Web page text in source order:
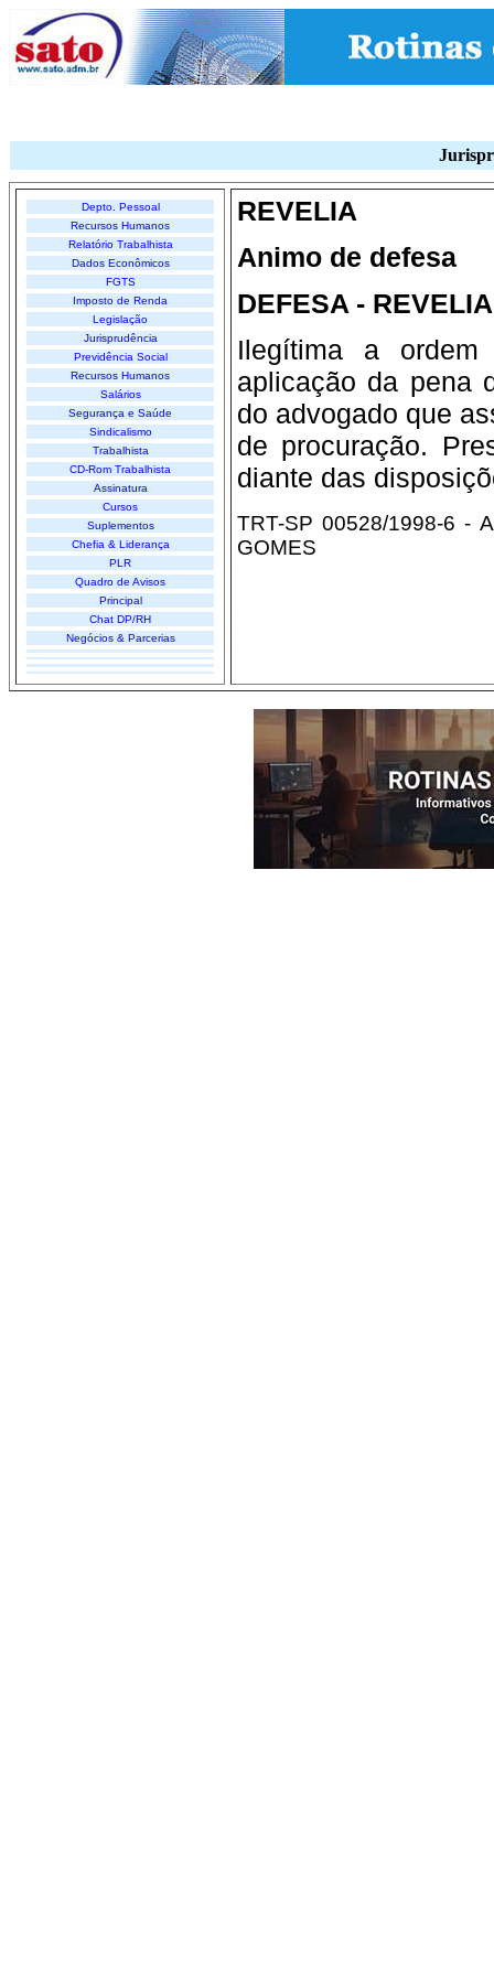
Depto. Pessoal
Recursos Humanos
Relatório Trabalhista
Dados Econômicos
FGTS
Imposto de Renda
Legislação
Jurisprudência
Previdência Social
Recursos Humanos
Salários
Segurança e Saúde
Sindicalismo
Trabalhista
CD-Rom Trabalhista
Assinatura
Cursos
Suplementos
Chefia & Liderança
PLR
Quadro de Avisos
Principal
Chat DP/RH
Negócios & Parcerias
REVELIA
Animo de defesa
DEFESA -
Ilegítima a
aplicação da pena
do advogado que
de procuração.
diante das
TRT-SP 00528/1998-6 -
GOMES